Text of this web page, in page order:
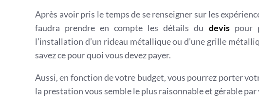
Après avoir pris le temps de se renseigner sur les
faudra prendre en compte les détails du devispour
l’installation d’un rideau métallique ou d’une grille
savez ce pour quoi vous devez payer.
Aussi, en fonction de votre budget, vous pourrez porter
la prestation vous semble le plus raisonnable et gérable